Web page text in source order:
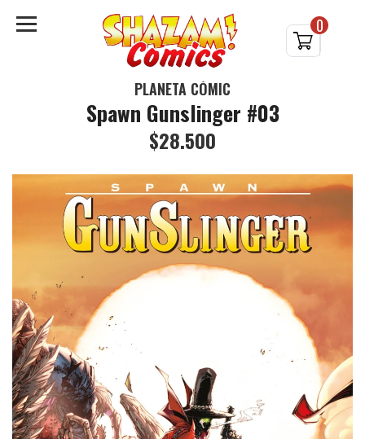
0
PLANETA CÓMIC
Spawn Gunslinger #03
$28.500